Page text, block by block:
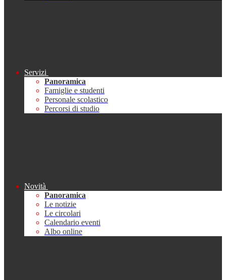
Servizi
Panoramica
Famiglie e studenti
Personale scolastico
Percorsi di studio
Novità
Panoramica
Le notizie
Le circolari
Calendario eventi
Albo online